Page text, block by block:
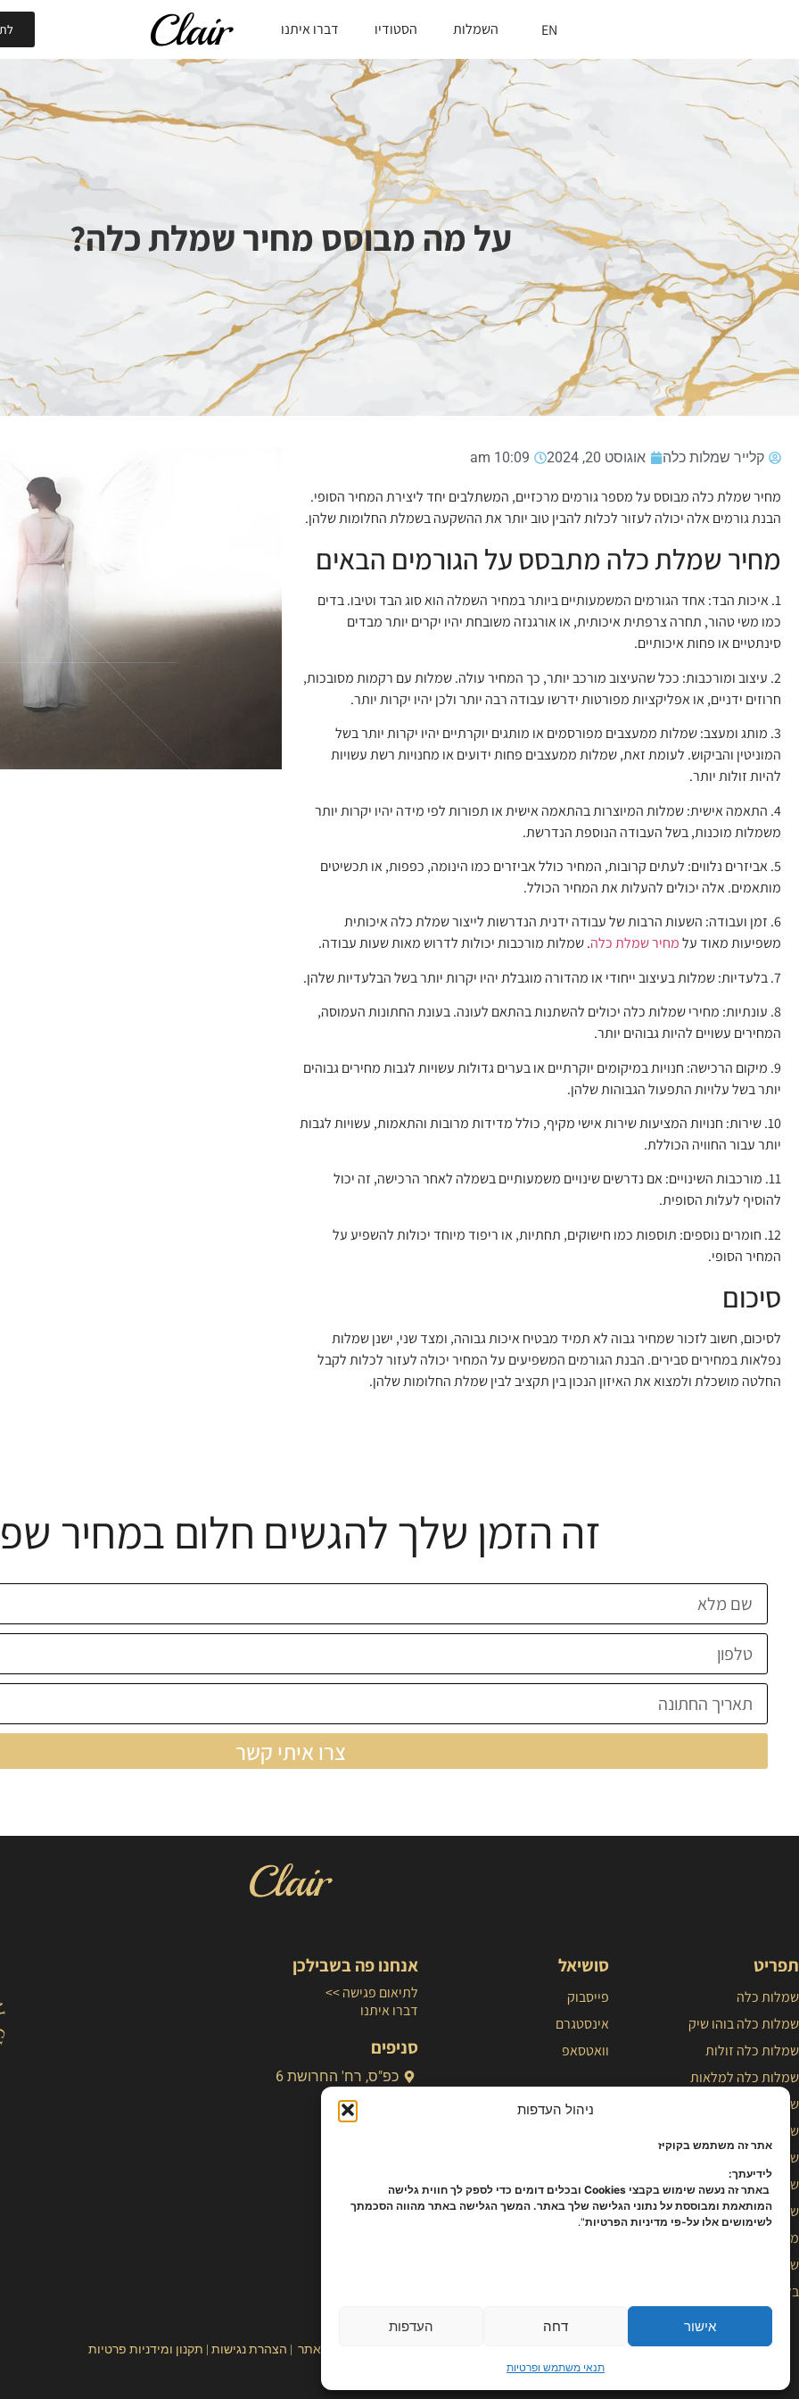
ניהול העדפות
אתר זה משתמש בקוקיז
לידיעתך:
באתר זה נעשה שימוש בקבצי Cookies ובכלים דומים כדי לספק לך חווית גלישה
המותאמת ומבוססת על נתוני הגלישה שלך באתר. המשך הגלישה באתר מהווה הסכמתך
לשימושים אלו על-פי מדיניות הפרטיות".
אישור דחה העדפות
תנאי משתמש ופרטיות
EN השמלות הסטודיו דברו איתנו
על מה מבוסס מחיר שמלת כלה?
קלייר שמלות כלה אוגוסט 20, 2024 10:09 am
מחיר שמלת כלה מבוסס על מספר גורמים מרכזיים, המשתלבים יחד ליצירת המחיר הסופי.
הבנת גורמים אלה יכולה לעזור לכלות להבין טוב יותר את ההשקעה בשמלת החלומות שלהן.
מחיר שמלת כלה מתבסס על הגורמים הבאים
1. איכות הבד: אחד הגורמים המשמעותיים ביותר במחיר השמלה הוא סוג הבד וטיבו. בדים
כמו משי טהור, תחרה צרפתית איכותית, או אורגנזה משובחת יהיו יקרים יותר מבדים
סינתטיים או פחות איכותיים.
2. עיצוב ומורכבות: ככל שהעיצוב מורכב יותר, כך המחיר עולה. שמלות עם רקמות מסובכות,
חרוזים ידניים, או אפליקציות מפורטות ידרשו עבודה רבה יותר ולכן יהיו יקרות יותר.
3. מותג ומעצב: שמלות ממעצבים מפורסמים או מותגים יוקרתיים יהיו יקרות יותר בשל
המוניטין והביקוש. לעומת זאת, שמלות ממעצבים פחות ידועים או מחנויות רשת עשויות
להיות זולות יותר.
4. התאמה אישית: שמלות המיוצרות בהתאמה אישית או תפורות לפי מידה יהיו יקרות יותר
משמלות מוכנות, בשל העבודה הנוספת הנדרשת.
5. אביזרים נלווים: לעתים קרובות, המחיר כולל אביזרים כמו הינומה, כפפות, או תכשיטים
מותאמים. אלה יכולים להעלות את המחיר הכולל.
6. זמן ועבודה: השעות הרבות של עבודה ידנית הנדרשות לייצור שמלת כלה איכותית
משפיעות מאוד עלמחיר שמלת כלה. שמלות מורכבות יכולות לדרוש מאות שעות עבודה.
7. בלעדיות: שמלות בעיצוב ייחודי או מהדורה מוגבלת יהיו יקרות יותר בשל הבלעדיות שלהן.
8. עונתיות: מחירי שמלות כלה יכולים להשתנות בהתאם לעונה. בעונת החתונות העמוסה,
המחירים עשויים להיות גבוהים יותר.
9. מיקום הרכישה: חנויות במיקומים יוקרתיים או בערים גדולות עשויות לגבות מחירים גבוהים
יותר בשל עלויות התפעול הגבוהות שלהן.
10. שירות: חנויות המציעות שירות אישי מקיף, כולל מדידות מרובות והתאמות, עשויות לגבות
יותר עבור החוויה הכוללת.
11. מורכבות השינויים: אם נדרשים שינויים משמעותיים בשמלה לאחר הרכישה, זה יכול
להוסיף לעלות הסופית.
12. חומרים נוספים: תוספות כמו חישוקים, תחתיות, או ריפוד מיוחד יכולות להשפיע על
המחיר הסופי.
סיכום
לסיכום, חשוב לזכור שמחיר גבוה לא תמיד מבטיח איכות גבוהה, ומצד שני, ישנן שמלות
נפלאות במחירים סבירים. הבנת הגורמים המשפיעים על המחיר יכולה לעזור לכלות לקבל
החלטה מושכלת ולמצוא את האיזון הנכון בין תקציב לבין שמלת החלומות שלהן.
זה הזמן שלך להגשים חלום במחיר
צרו איתי קשר
תפריט
שמלות כלה
שמלות כלה בוהו שיק
שמלות כלה זולות
שמלות כלה למלאות
שמלות כלה נסיכותיות
שמלת כלה פשוטה
שמלות כלה צנועות
שמלות כלה קלאסיות
שמלות כלה קצרות
מעצבת שמלות כלה
שמלת כלה
בלוג
סושיאל
פייסבוק
אינסטגרם
וואטסאפ
אנחנו פה בשבילכן
לתיאום פגישה >>
דברו איתנו
סניפים
כפ"ס, רח' החרושת 6
מפת אתר | הצהרת נגישות | תקנון ומידניות פרטיות